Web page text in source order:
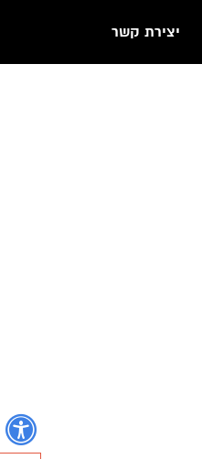
יצירת קשר